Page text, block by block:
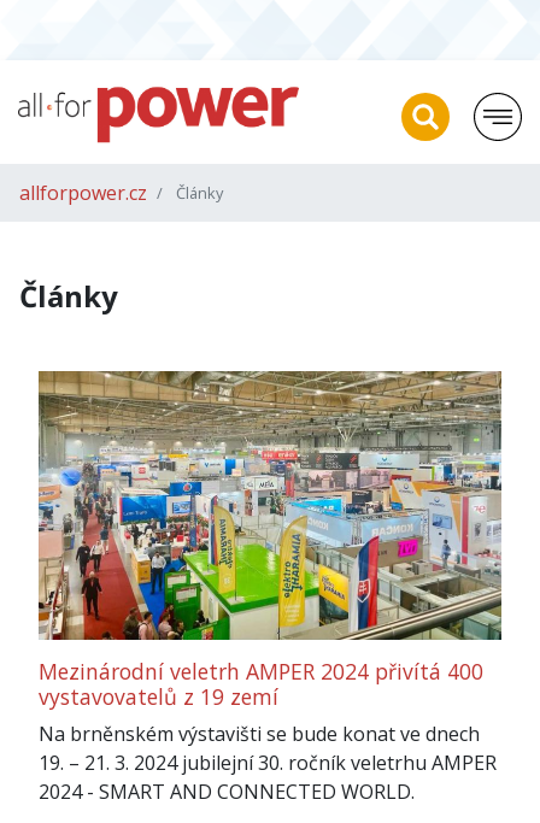
allforpower.cz Články
Články
Mezinárodní veletrh AMPER 2024 přivítá 400
vystavovatelů z 19 zemí
Na brněnském výstavišti se bude konat ve dnech
19. – 21. 3. 2024 jubilejní 30. ročník veletrhu AMPER
2024 - SMART AND CONNECTED WORLD.